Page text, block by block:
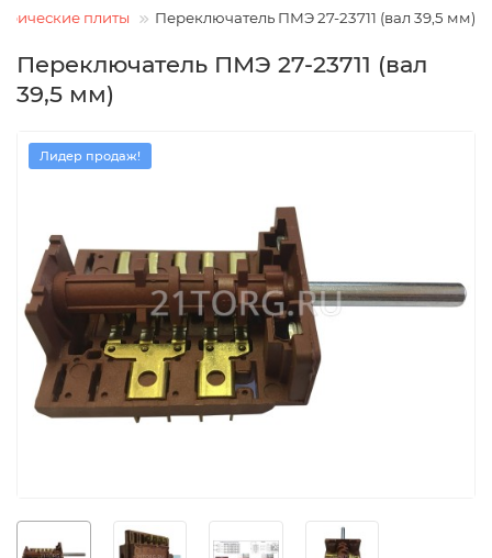
плиты Переключатель ПМЭ 27-23711 (вал 39,5 мм)
Переключатель ПМЭ 27-23711 (вал
39,5 мм)
Лидер продаж!